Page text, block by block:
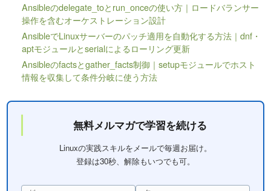
Ansibleのdelegate_toとrun_onceの使い方｜ロードバランサー
操作を含むオーケストレーション設計
AnsibleでLinuxサーバーのパッチ適用を自動化する方法｜dnf・
aptモジュールとserialによるローリング更新
Ansibleのfactsとgather_facts制御｜setupモジュールでホスト
情報を収集して条件分岐に使う方法
無料メルマガで学習を続ける
Linuxの実践スキルをメールで毎週お届け。
登録は30秒、解除もいつでも可。